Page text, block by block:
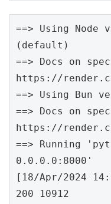
==> Using Node
(default)
==> Docs on
https://
==> Using Bun
==> Docs on
https://
==> Running
0.0.0.0:8000'
[18/Apr/2024
200 10912